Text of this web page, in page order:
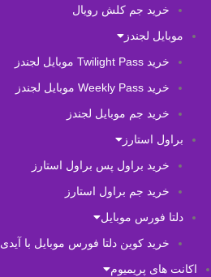
خرید جم کلش رویال
موبایل لجندز
خرید Twilight Pass موبایل لجندز
خرید Weekly Pass موبایل لجندز
خرید جم موبایل لجندز
براول استارز
خرید براول پس براول استارز
خرید جم براول استارز
دلتا فورس موبایل
خرید کوین دلتا فورس موبایل با آیدی
اکانت های پریمیوم